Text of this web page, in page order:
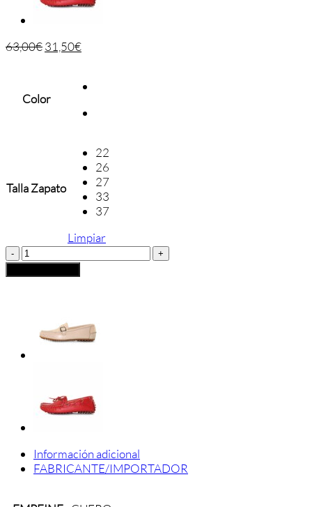
63,00€31,50€
Color
Talla Zapato
22
26
27
33
37
Limpiar
Mocasín
Gorila
Antifaz
Información adicional
FABRICANTE/IMPORTADOR